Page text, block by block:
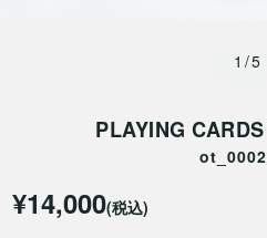
1/5
PLAYING
¥14,000(税込)